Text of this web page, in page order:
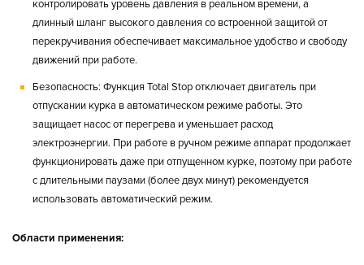
контролировать уровень давления в реальном времени, а
длинный шланг высокого давления со встроенной защитой от
перекручивания обеспечивает максимальное удобство и свободу
движений при работе.
Безопасность: Функция Total Stop отключает двигатель при
отпускании курка в автоматическом режиме работы. Это
защищает насос от перегрева и уменьшает расход
электроэнергии. При работе в ручном режиме аппарат продолжает
функционировать даже при отпущенном курке, поэтому при работе
с длительными паузами (более двух минут) рекомендуется
использовать автоматический режим.
Области применения: